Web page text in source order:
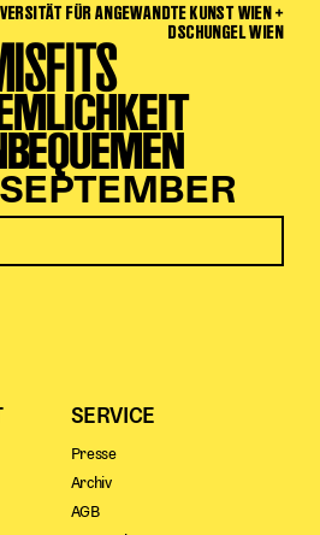
FÜR ANGEWANDTE KUNST WIEN +
DSCHUNGEL WIEN
SERVICE
Presse
Archiv
AGB